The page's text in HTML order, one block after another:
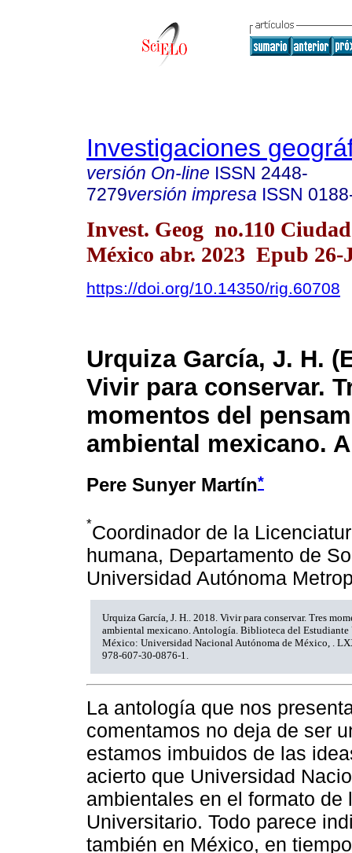
Investigaciones
versión On-line ISSN 2448-
7279versión impresa ISSN
Invest. Geog no.110
México abr. 2023 Epub 26-
https://doi.org/10.14350/rig.60708
Urquiza García, J. H.
Vivir para conservar.
momentos del
ambiental mexicano.
Pere Sunyer Martín*
*Coordinador de la
humana, Departamento de
Universidad Autónoma
Urquiza García, J. H.. 2018. Vivir para conservar. Tres
ambiental mexicano. Antología. Biblioteca del
México: Universidad Nacional Autónoma de México, .
978-607-30-0876-1.
La antología que nos
comentamos no deja de ser
estamos imbuidos de las
acierto que Universidad
ambientales en el formato
Universitario. Todo parece
también en México, en